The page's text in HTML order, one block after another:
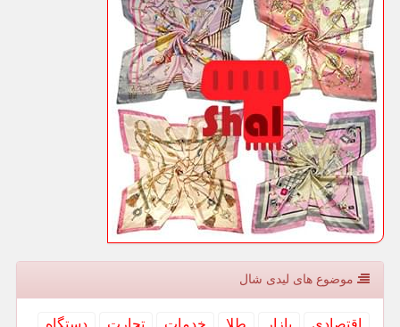
موضوع های لیدی شال